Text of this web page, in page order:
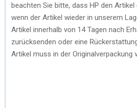
beachten Sie bitte, dass HP den
wenn der Artikel wieder in unserem
Artikel innerhalb von 14 Tagen nach
zurücksenden oder eine
Artikel muss in der Originalverpackung